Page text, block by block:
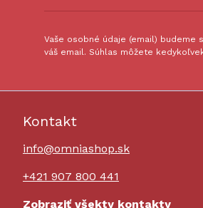
Vaše osobné údaje (email) budeme
váš email. Súhlas môžete
Kontakt
info@omniashop.sk
+421 907 800 441
Zobraziť všekty kontakty